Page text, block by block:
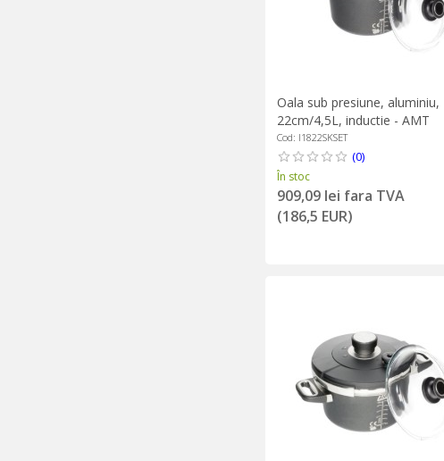
Oala sub presiune, aluminiu,
22cm/4,5L, inductie - AMT
Gastroguss
Cod: I1822SKSET
(0)
În stoc
909,09 lei fara TVA
(186,5 EUR)